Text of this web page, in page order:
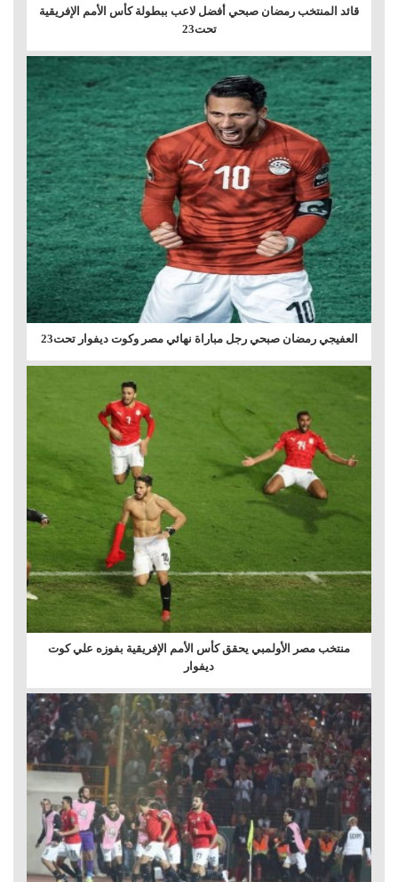
قائد المنتخب رمضان صبحي أفضل لاعب ببطولة كأس الأمم الإفريقية
تحت23
العفيجي رمضان صبحي رجل مباراة نهائي مصر وكوت ديفوار تحت23
منتخب مصر الأولمبي يحقق كأس الأمم الإفريقية بفوزه علي كوت
ديفوار